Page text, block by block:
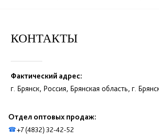
КОНТАКТЫ
Фактический адрес:
г. Брянск, Россия, Брянская область, г.
Отдел оптовых продаж:
☎+7 (4832) 32-42-52